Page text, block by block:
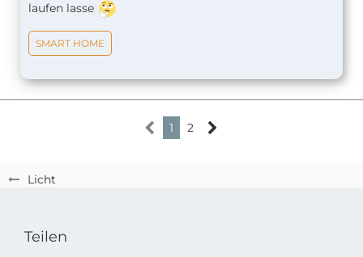
Licht
laufen lasse
SMART HOME
1 2
Teilen